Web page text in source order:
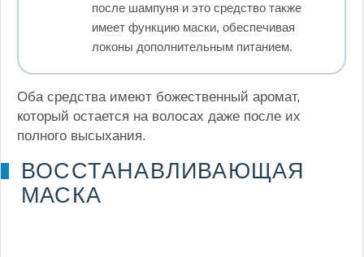
после шампуня и это средство также
имеет функцию маски, обеспечивая
локоны дополнительным питанием.
Оба средства имеют божественный аромат,
который остается на волосах даже после их
полного высыхания.
ВОССТАНАВЛИВАЮЩАЯ
МАСКА